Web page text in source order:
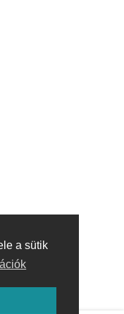
a sütik